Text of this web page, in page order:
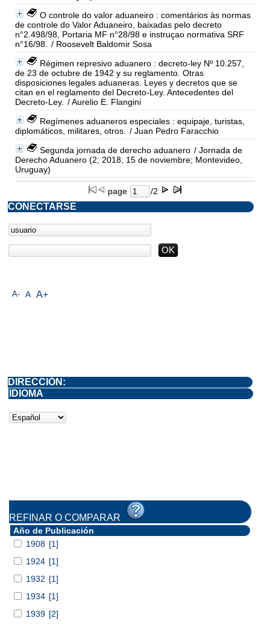
O controle do valor aduaneiro : comentários às normas
de controle do Valor Aduaneiro, baixadas pelo decreto
n°2.498/98, Portaria MF n°28/98 e instruçao normativa SRF
n°16/98.
/ Roosevelt Baldomir Sosa
Régimen represivo aduanero : decreto-ley Nº 10.257,
de 23 de octubre de 1942 y su reglamento. Otras
disposiciones legales aduaneras. Leyes y decretos que se
citan en el reglamento del Decreto-Ley. Antecedentes del
Decreto-Ley. / Aurelio E. Flangini
Regímenes aduaneros especiales : equipaje, turistas,
diplomáticos, militares, otros.
/ Juan Pedro Faracchio
Segunda jornada de derecho aduanero / Jornada de
Derecho Aduanero (2; 2018, 15 de noviembre; Montevideo,
Uruguay)
page /2
A- A A+
CONECTARSE
DIRECCIÓN:
IDIOMA
REFINAR O COMPARAR
Año de Publicación
1908 [1]
1924 [1]
1932 [1]
1934 [1]
1939 [2]